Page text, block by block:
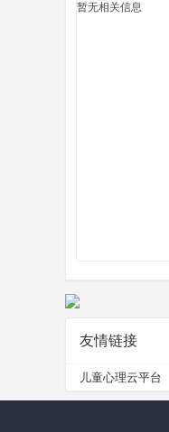
暂无相关信息
友情链接
儿童心理云平台